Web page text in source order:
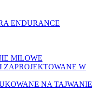
ENDURANCE
MILOWE
ZAPROJEKTOWANE W
NA TAJWANIE